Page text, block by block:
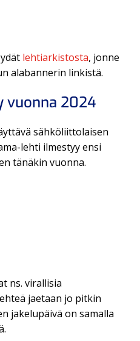
lehtiarkistosta, jonne
alabannerin linkistä.
vuonna 2024
sähköliittolaisen
lehti ilmestyy ensi
tänäkin vuonna.
ns. virallisia
jaetaan jo pitkin
jakelupäivä on samalla